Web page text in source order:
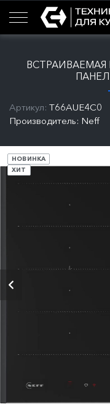
Артикул: T66AUE4C0
Производитель: Neff
НОВИНКА
ХИТ